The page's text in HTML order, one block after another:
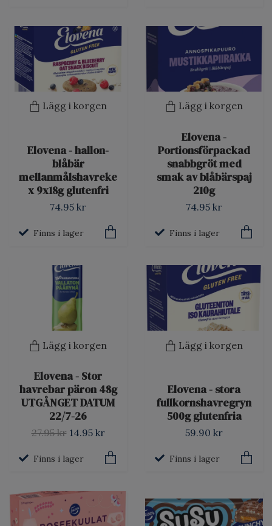
Lägg i korgen
Elovena - hallon-
blåbär
mellanmålshavreke
x 9x18g glutenfri
74.95 kr
Finns i lager
Lägg i korgen
Elovena -
Portionsförpackad
snabbgröt med
smak av blåbärspaj
210g
74.95 kr
Finns i lager
Lägg i korgen
Elovena - Stor
havrebar päron 48g
UTGÅNGET DATUM
22/7-26
27.95 kr 14.95 kr
Finns i lager
Lägg i korgen
Elovena - stora
fullkornshavregryn
500g glutenfria
59.90 kr
Finns i lager